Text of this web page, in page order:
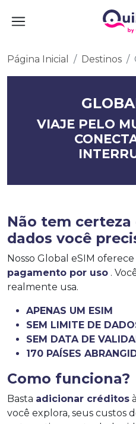
Página Inicial Destinos
VIAJE PELO
Não tem
dados você
Nosso Global eSIM
pagamento por uso .
realmente usa.
APENAS UM ESIM
SEM LIMITE DE
SEM DATA DE
170 PAÍSES
Como funciona?
Basta adicionar créditos
você explora, seus custos